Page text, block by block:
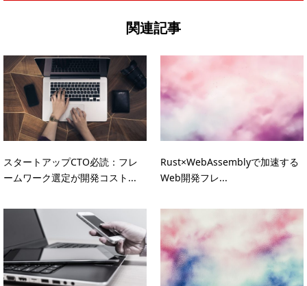
関連記事
スタートアップCTO必読：フレ
ームワーク選定が開発コスト...
Rust×WebAssemblyで加速する
Web開発フレ...